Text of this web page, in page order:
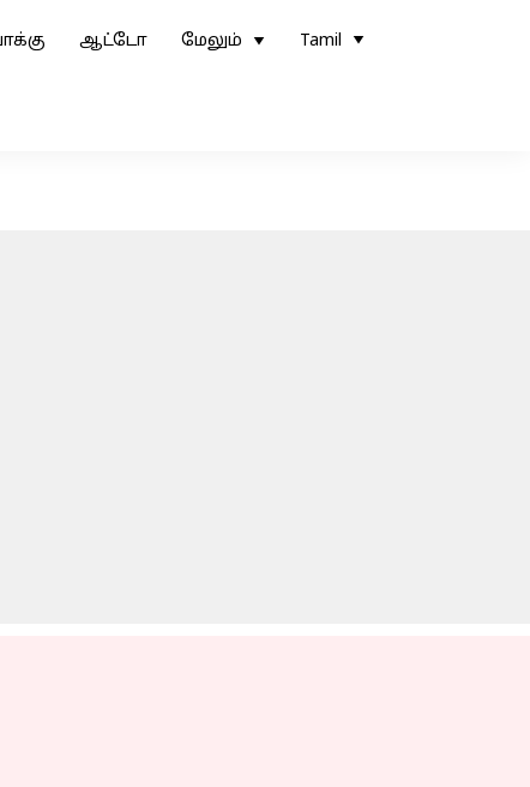
ஆட்டோ மேலும் Tamil